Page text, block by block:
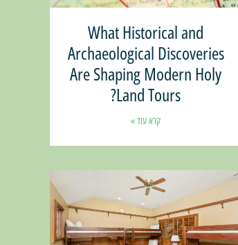
What Historical and
Archaeological Discoveries
Are Shaping Modern Holy
Land Tours?
קרא עוד »